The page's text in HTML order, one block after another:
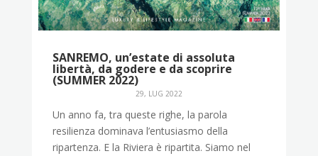
SANREMO, un’estate di assoluta
libertà, da godere e da scoprire
(SUMMER 2022)
29, LUG 2022
Un anno fa, tra queste righe, la parola
resilienza dominava l’entusiasmo della
ripartenza. E la Riviera è ripartita. Siamo nel